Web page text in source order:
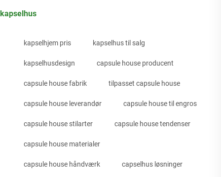
kapselhus
kapselhjem pris kapselhus til salg
kapselhusdesign capsule house producent
capsule house fabrik tilpasset capsule house
capsule house leverandør capsule house til engros
capsule house stilarter capsule house tendenser
capsule house materialer
capsule house håndværk capselhus løsninger